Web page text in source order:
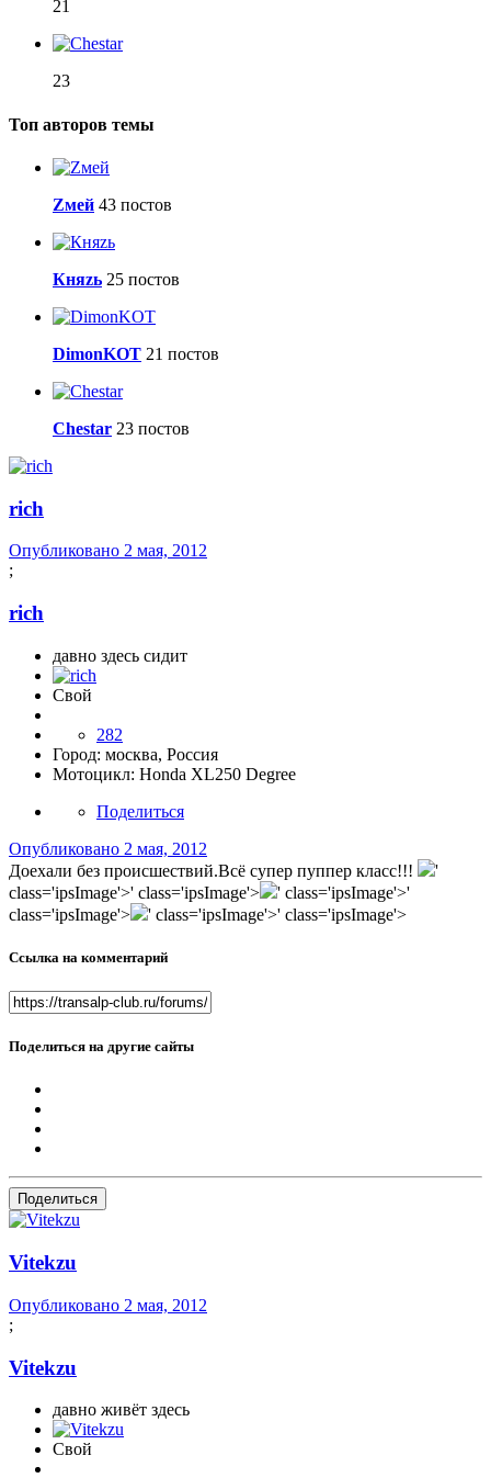
21
23
Топ авторов темы
Zмей 43 постов
Княzь 25 постов
DimonKOT 21 постов
Сhestar 23 постов
rich
Опубликовано 2 мая, 2012
;
rich
давно здесь сидит
Свой
282
Город: москва, Россия
Мотоцикл: Honda XL250 Degree
Поделиться
Опубликовано 2 мая, 2012
Доехали без происшествий.Всё супер пуппер класс!!!
'
class='ipsImage'>' class='ipsImage'>
' class='ipsImage'>'
class='ipsImage'>
' class='ipsImage'>' class='ipsImage'>
Ссылка на комментарий
Поделиться на другие сайты
Поделиться
Vitekzu
Опубликовано 2 мая, 2012
;
Vitekzu
давно живёт здесь
Свой